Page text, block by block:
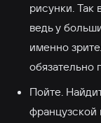
рисунки. Так
ведь у
именно
обязательно
Пойте.
французской